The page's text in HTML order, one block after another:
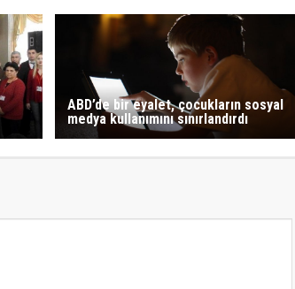
ABD’de bir eyalet, çocukların sosyal
medya kullanımını sınırlandırdı